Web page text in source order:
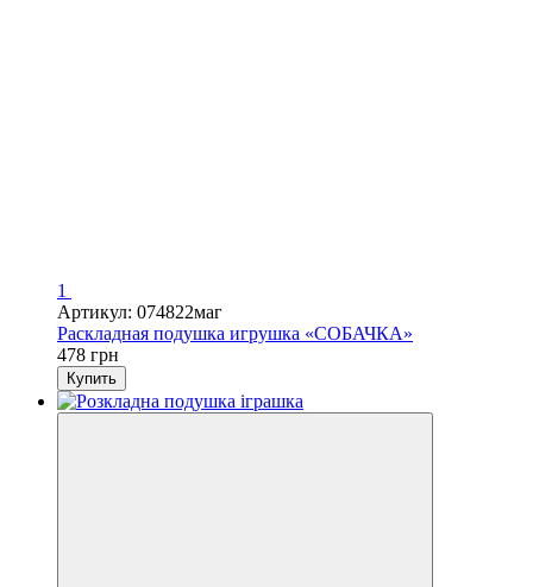
1
Артикул: 074822маг
Раскладная подушка игрушка «СОБАЧКА»
478 грн
Купить